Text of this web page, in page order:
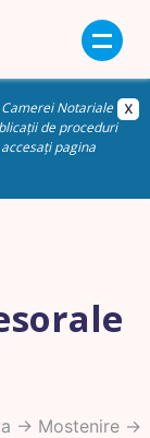
Notariale
de proceduri
pagina
-> Mostenire->